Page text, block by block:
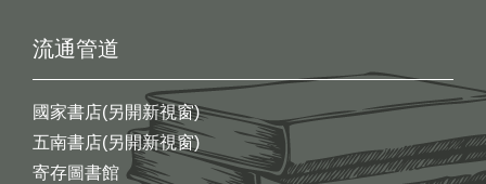
流通管道
國家書店(另開新視窗)
五南書店(另開新視窗)
寄存圖書館